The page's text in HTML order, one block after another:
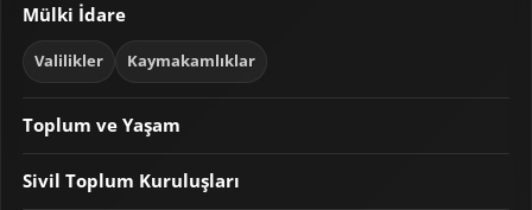
Mülki İdare
Valilikler Kaymakamlıklar
Toplum ve Yaşam
Sivil Toplum Kuruluşları